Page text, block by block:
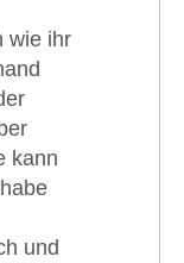
wie ihr
kann
und